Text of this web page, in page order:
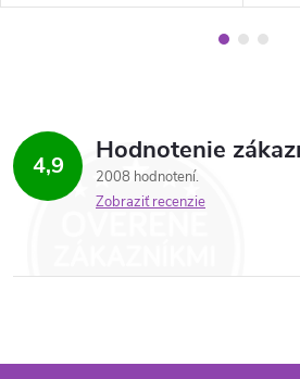
4,9 Hodnotenie
2008 hodnotení
Zobraziť recenzie